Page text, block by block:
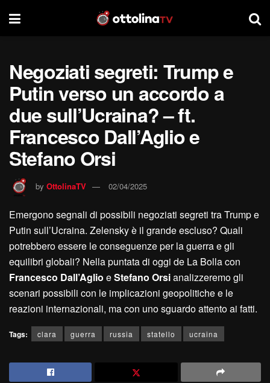
Negoziati segreti: Trump e
Putin verso un accordo a
due sull’Ucraina? – ft.
Francesco Dall’Aglio e
Stefano Orsi
by OttolinaTV 02/04/2025
Emergono segnali di possibili negoziati segreti tra Trump e
Putin sull’Ucraina. Zelensky è il grande escluso? Quali
potrebbero essere le conseguenze per la guerra e gli
equilibri globali? Nella puntata di oggi de La Bolla con
Francesco Dall’Aglio eStefano Orsianalizzeremo gli
scenari possibili con le implicazioni geopolitiche e le
reazioni internazionali, ma con uno sguardo attento ai fatti.
Tags: clara guerra russia statello ucraina